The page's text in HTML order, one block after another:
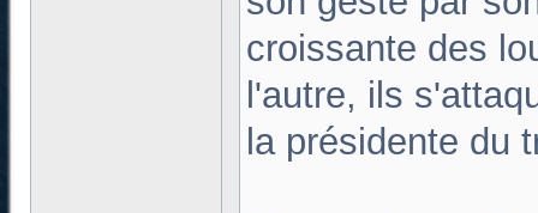
croissante des
l'autre, ils
la présidente du